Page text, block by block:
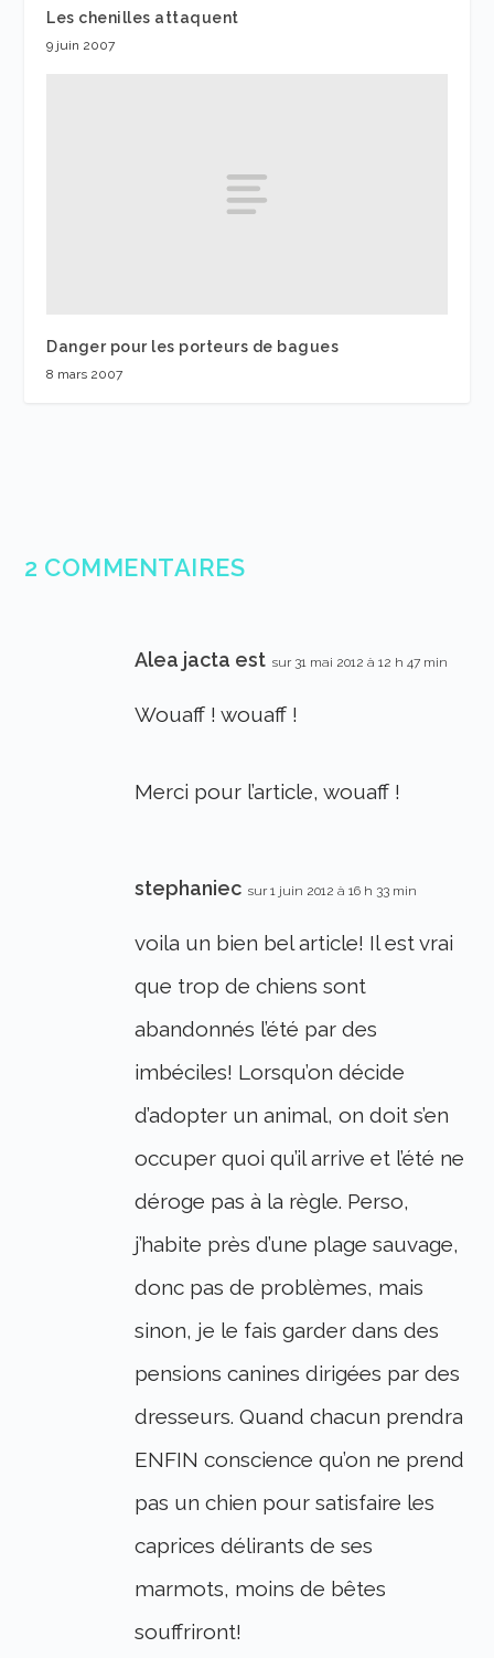
Les chenilles attaquent
9 juin 2007
Danger pour les porteurs de bagues
8 mars 2007
2 COMMENTAIRES
Alea jacta est sur 31 mai 2012 à 12 h 47 min
Wouaff ! wouaff !
Merci pour l’article, wouaff !
stephaniec sur 1 juin 2012 à 16 h 33 min
voila un bien bel article! Il est vrai
que trop de chiens sont
abandonnés l’été par des
imbéciles! Lorsqu’on décide
d’adopter un animal, on doit s’en
occuper quoi qu’il arrive et l’été ne
déroge pas à la règle. Perso,
j’habite près d’une plage sauvage,
donc pas de problèmes, mais
sinon, je le fais garder dans des
pensions canines dirigées par des
dresseurs. Quand chacun prendra
ENFIN conscience qu’on ne prend
pas un chien pour satisfaire les
caprices délirants de ses
marmots, moins de bêtes
souffriront!